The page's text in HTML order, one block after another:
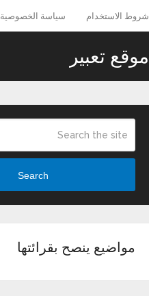
شروط الاستخدام سياسة الخصوصية
موقع تعبير
Search
مواضيع ينصح بقرائتها